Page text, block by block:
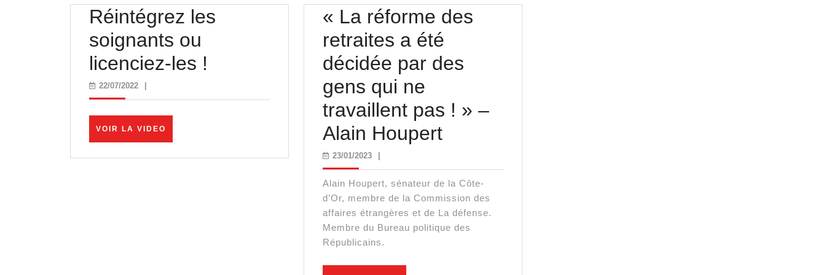
Réintégrez les
soignants ou
licenciez-les !
licenciez-
22/07/202222/07/2022
VOIR LA VIDEO
« La réforme des
retraites a été
décidée par des
gens qui ne
travaillent pas ! » –
Alain Houpert« La
des
retraites
a
23/01/202323/01/2023
Alain Houpert, sénateur de la Côte-
d’Or, membre de la Commission des
affaires étrangères et de La défense.
Membre du Bureau politique des
Républicains.